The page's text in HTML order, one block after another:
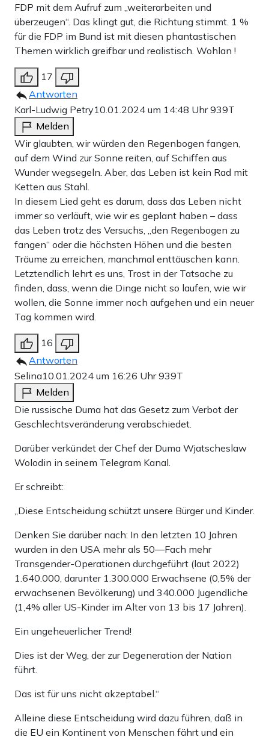
FDP mit dem Aufruf zum „weiterarbeiten und
überzeugen“. Das klingt gut, die Richtung stimmt. 1 %
für die FDP im Bund ist mit diesen phantastischen
Themen wirklich greifbar und realistisch. Wohlan !
17
Antworten
Karl-Ludwig Petry10.01.2024 um 14:48 Uhr939T
Melden
Wir glaubten, wir würden den Regenbogen fangen,
auf dem Wind zur Sonne reiten, auf Schiffen aus
Wunder wegsegeln. Aber, das Leben ist kein Rad mit
Ketten aus Stahl.
In diesem Lied geht es darum, dass das Leben nicht
immer so verläuft, wie wir es geplant haben – dass
das Leben trotz des Versuchs, „den Regenbogen zu
fangen“ oder die höchsten Höhen und die besten
Träume zu erreichen, manchmal enttäuschen kann.
Letztendlich lehrt es uns, Trost in der Tatsache zu
finden, dass, wenn die Dinge nicht so laufen, wie wir
wollen, die Sonne immer noch aufgehen und ein neuer
Tag kommen wird.
16
Antworten
Selina10.01.2024 um 16:26 Uhr939T
Melden
Die russische Duma hat das Gesetz zum Verbot der
Geschlechtsveränderung verabschiedet.
Darüber verkündet der Chef der Duma Wjatscheslaw
Wolodin in seinem Telegram Kanal.
Er schreibt:
„Diese Entscheidung schützt unsere Bürger und Kinder.
Denken Sie darüber nach: In den letzten 10 Jahren
wurden in den USA mehr als 50—Fach mehr
Transgender-Operationen durchgeführt (laut 2022)
1.640.000, darunter 1.300.000 Erwachsene (0,5% der
erwachsenen Bevölkerung) und 340.000 Jugendliche
(1,4% aller US-Kinder im Alter von 13 bis 17 Jahren).
Ein ungeheuerlicher Trend!
Dies ist der Weg, der zur Degeneration der Nation
führt.
Das ist für uns nicht akzeptabel.‌‌“
Alleine diese Entscheidung wird dazu führen, daß in
die EU ein Kontinent von Menschen fährt und ein